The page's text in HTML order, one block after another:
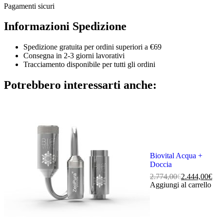
Pagamenti sicuri
Informazioni Spedizione
Spedizione gratuita per ordini superiori a €69
Consegna in 2-3 giorni lavorativi
Tracciamento disponibile per tutti gli ordini
Potrebbero interessarti anche:
Biovital Acqua +
Doccia
2.774,00€
Il
prezzo
originale
2.444,00€
Il
prezzo
attuale
Aggiungi al carrello